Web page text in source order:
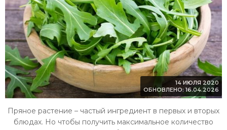
14 ИЮЛЯ 2020
ОБНОВЛЕНО: 16.04.2026
Пряное растение – частый ингредиент в первых и вторых
блюдах. Но чтобы получить максимальное количество